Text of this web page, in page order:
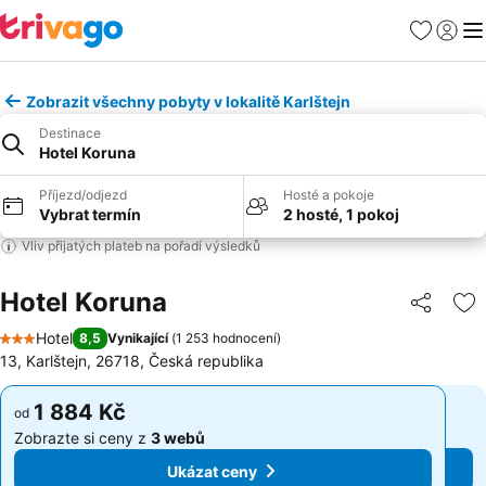
Oblíbené
Zobrazit všechny pobyty v lokalitě Karlštejn
Destinace
Hotel Koruna
Příjezd/odjezd
Vybrat termín
Hosté a pokoje
2 hosté, 1 pokoj
Vliv přijatých plateb na pořadí výsledků
Hotel Koruna Sdílet
3 Počet hvězdiček
Hotel 8,5 Vynikající (1 253 hodnocení)
13, Karlštejn, 26718, Česká republika
od 1 884 Kč
Zobrazte si ceny z 3 webů
Ukázat ceny
od 1 884 Kč
Zobrazte si ceny z 3 webů
Ukázat ceny